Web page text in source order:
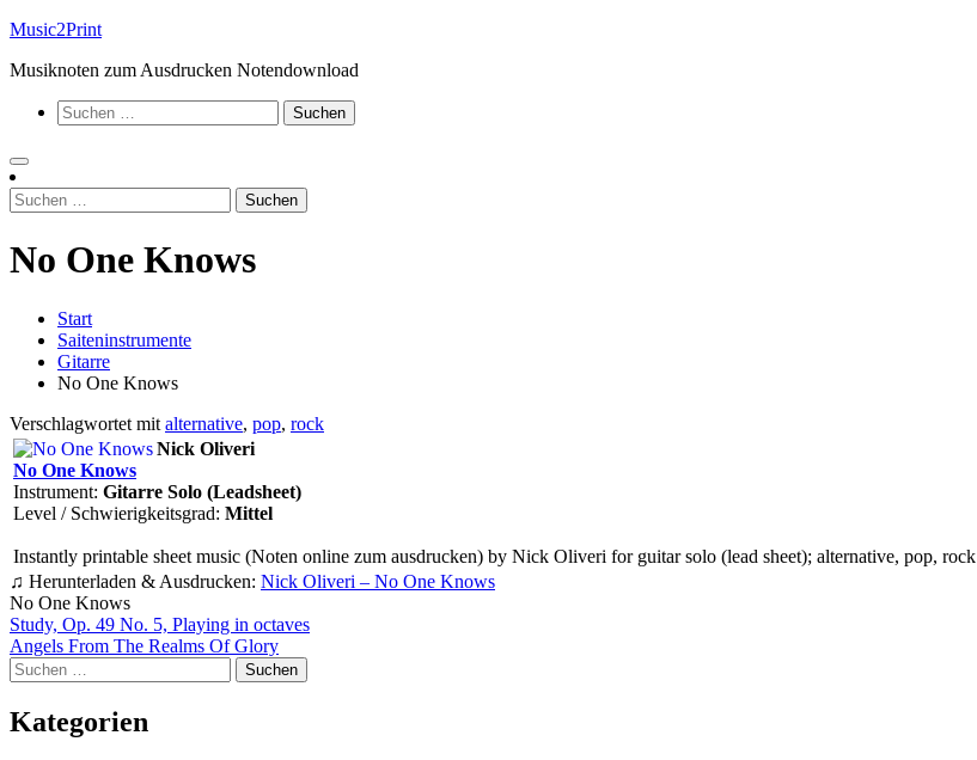
Zum
springen
Music2Print
Musiknoten zum Ausdrucken Notendownload
Suchen
nach:
Suchen
nach:
No One Knows
Start
Saiteninstrumente
Gitarre
No One Knows
Verschlagwortet mit alternative, pop, rock
Nick Oliveri
No One Knows
Instrument: Gitarre Solo (Leadsheet)
Level / Schwierigkeitsgrad: Mittel
Instantly printable sheet music (Noten online zum ausdrucken) by Nick Oliveri for guitar solo (lead sheet); alternative, pop, rock
♫ Herunterladen & Ausdrucken: Nick Oliveri – No One Knows
No One Knows
Beitragsnavigation
Study, Op. 49 No. 5, Playing in octaves
Angels From The Realms Of Glory
Suchen
nach:
Kategorien